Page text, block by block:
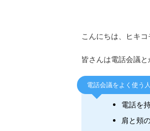
こんにちは、ヒキ
皆さんは電話会議
電話会議をよく使う人
電話を
肩と頬